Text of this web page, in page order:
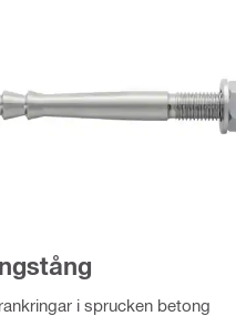
i sprucken betong